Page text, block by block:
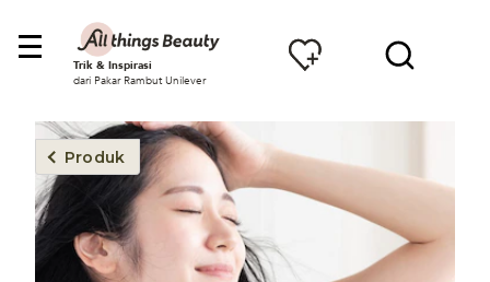
Trik & Inspirasi
dari Pakar Rambut Unilever
Produk